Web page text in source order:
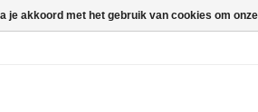
je akkoord met het gebruik van cookies om